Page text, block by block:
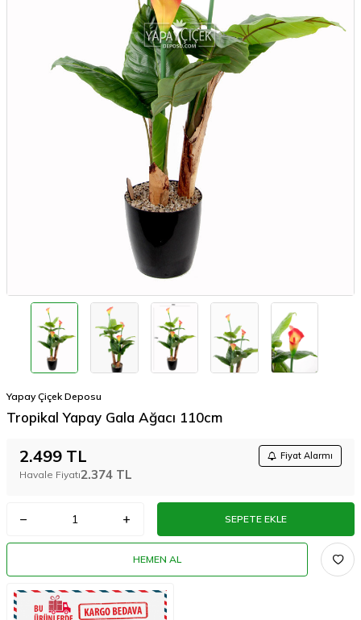
Yapay Çiçek Deposu
Tropikal Yapay Gala Ağacı 110cm
2.499 TL Fiyat Alarmı
Havale Fiyatı2.374 TL
SEPETE EKLE
HEMEN AL